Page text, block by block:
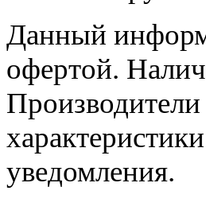
Данный
офертой.
Производители
уведомления.